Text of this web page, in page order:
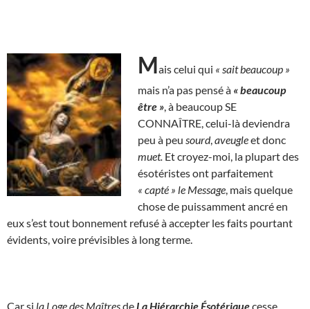
Mais celui qui « sait beaucoup »
mais n’a pas pensé à « beaucoup
être » , à beaucoup SE
CONNAÎTRE, celui-là deviendra
peu à peu sourd, aveugleet donc
muet. Et croyez-moi, la plupart des
ésotéristes ont parfaitement
« capté » le Message , mais quelque
chose de puissamment ancré en
eux s’est tout bonnement refusé à accepter les faits pourtant
évidents, voire prévisibles à long terme.
Car si la Loge des MaîtresdeLa Hiérarchie Ésotériquecesse